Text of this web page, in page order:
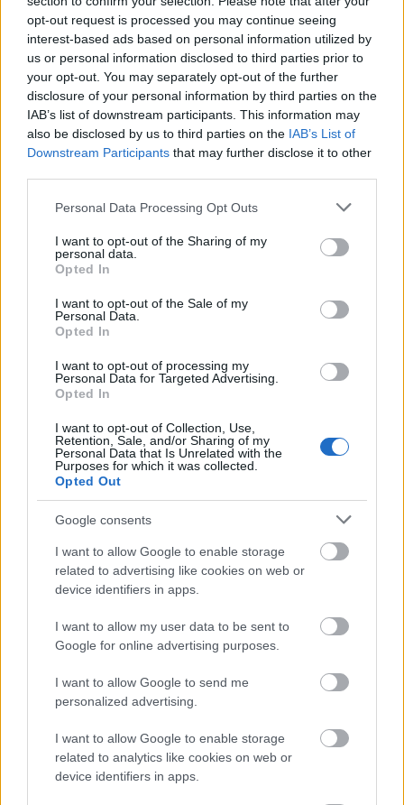
opt-out request is processed you may continue seeing
interest-based ads based on personal information utilized by
us or personal information disclosed to third parties prior to
your opt-out. You may separately opt-out of the further
disclosure of your personal information by third parties on the
IAB’s list of downstream participants. This information may
also be disclosed by us to third parties on the IAB’s List of
Downstream Participants that may further disclose it to other
Please note that this website/app uses one or more Google
not limited to your visit or usage behaviour. You may click to
grant or deny consent to Google and its third-party tags to
use your data for below specified purposes in below Google
consent section.
Personal Data Processing Opt Outs
I want to opt-out of the Sharing of my
personal data.
Opted In
I want to opt-out of the Sale of my
Personal Data.
Opted In
I want to opt-out of processing my
Personal Data for Targeted Advertising.
Opted In
I want to opt-out of Collection, Use,
Retention, Sale, and/or Sharing of my
Personal Data that Is Unrelated with the
Purposes for which it was collected.
Opted Out
Google consents
I want to allow Google to enable storage
related to advertising like cookies on web or
device identifiers in apps.
I want to allow my user data to be sent to
Google for online advertising purposes.
I want to allow Google to send me
personalized advertising.
I want to allow Google to enable storage
related to analytics like cookies on web or
device identifiers in apps.
hamvas szűzlányka volt:)))
Egy normális világban az 52 éves mentorál, vagy
tanít, nem rebegő pillájú reménykedőként égeti
magát. Ez a faszi egy bohóc. A VV5-be nem került be,
most ide az éneklő való világba igen:)))) Ott csak
dögleni kellett volna, meg enni-inni, itt max énekel is
egy keveset. PFFFFF....
foghirjol
Nem hiszem, hogy Malek M. ennyire megalkuvó
legyen, hogy valószínű hallása ellenére beválaszt egy
Teljesen felháborítónak tartom, azon kívül, hogy
sem hangja, sem hallása nincs, egy természetes
Malek családja okán is jó indittatásban részesült,
ami a zenélést illeti, tehát kizárt, hogy nem hallja,
ennyire rá van szorulva a lére, hogy ilyen
megalkuvásban részt vegyen. Akkor mi lehet az ok?
Ezen gondolkodom. Ha én ott ülnék, és azt
mondanák nekem a szerkesztők, hogy ezt a lányt
akkor nem vállalom, ha nem kapok szabad kezet.
Bár lehet, hogy a szerződésben az van, hogy köteles
az utasítások szerint értékelni. Sehogysem korrekt a
dolog, én rosszul vagyok az egésztől és rendkívül
valamilyen egyéb megfontolásból ki kellett,hogy
essenek. Szerintem a legjobbak estek ki, egy-két
apd (törölt)
13 éve
hát az a Csobot Adél tényleg botrányosan szar